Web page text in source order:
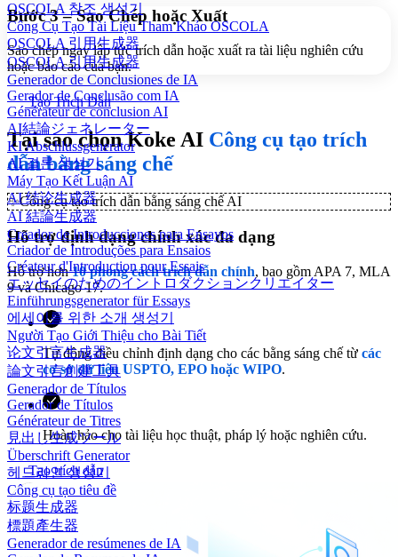
OSCOLA 참조 생성기
Công Cụ Tạo Tài Liệu Tham Khảo OSCOLA
OSCOLA 引用生成器
OSCOLA 引用生成器
Generador de Conclusiones de IA
Gerador de Conclusão com IA
Générateur de conclusion AI
AI結論ジェネレーター
KI Abschlussgenerator
AI 결론 생성기
Máy Tạo Kết Luận AI
AI 结论生成器
AI 結論生成器
Creador de Introducciones para Ensayos
Criador de Introduções para Ensaios
Créateur d'Introduction pour Essais
エッセイのためのイントロダクションクリエイター
Einführungsgenerator für Essays
에세이를 위한 소개 생성기
Người Tạo Giới Thiệu cho Bài Tiết
论文引言生成器
論文引言創建工具
Generador de Títulos
Gerador de Títulos
Générateur de Titres
見出し生成ツール
Überschrift Generator
헤드라인 생성기
Công cụ tạo tiêu đề
标题生成器
標題產生器
Generador de resúmenes de IA
Bước 3 – Sao Chép hoặc Xuất
Sao chép ngay lập tức trích dẫn hoặc xuất ra tài liệu nghiên cứu
hoặc báo cáo của bạn.
Tạo Trích Dẫn
Tại sao chọn Koke AI Công cụ tạo trích
dẫn bằng sáng chế
✨Công cụ tạo trích dẫn bằng sáng chế AI
Hỗ trợ định dạng chính xác đa dạng
Hỗ trợ hơn10 phong cách trích dẫn chính, bao gồm APA 7, MLA
9 và Chicago 17.
Tự động điều chỉnh định dạng cho các bằng sáng chế từ các
cơ sở dữ liệu USPTO, EPO hoặc WIPO.
Hoàn hảo cho tài liệu học thuật, pháp lý hoặc nghiên cứu.
Tạo trích dẫn